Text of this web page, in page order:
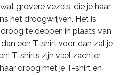
grovere vezels, die je haar
het droogwrijven. Het is
te deppen in plaats van
een T-shirt voor, dan zal je
T-shirts zijn veel zachter
droog met je T-shirt en